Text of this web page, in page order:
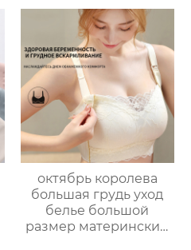
согреваются Жилет
для кормления
Послеродовое
грудное
вскармливание
термотопы большой
размер
октябрь королева
большая грудь уход
белье большой
размер материнский